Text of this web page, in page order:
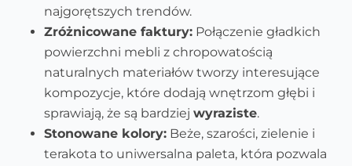
najgorętszych trendów.
Zróżnicowane faktury: Połączenie gładkich
powierzchni mebli z chropowatością
naturalnych materiałów tworzy interesujące
kompozycje, które dodają wnętrzom głębi i
sprawiają, że są bardziej wyraziste.
Stonowane kolory: Beże, szarości, zielenie i
terakota to uniwersalna paleta, która pozwala